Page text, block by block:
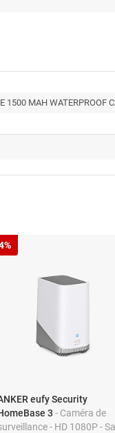
1500 MAH WATERPROOF
eufy Security
3- Caméra de
- HD 1080P -